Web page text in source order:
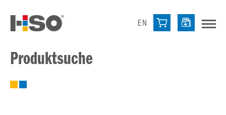
EN
Produktsuche